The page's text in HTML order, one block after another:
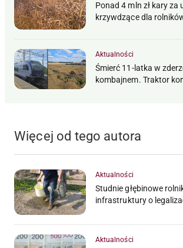
Ponad 4 mln zł kary
krzywdzące dla
Aktualności
Śmierć 11-latka w
kombajnem. Traktor
Więcej od tego autora
Aktualności
Studnie głębinowe
infrastruktury o
Aktualności